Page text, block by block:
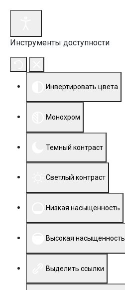
Инструменты доступности
Инвертировать цвета
Монохром
Темный контраст
Светлый контраст
Низкая насыщенность
Высокая насыщенность
Выделить ссылки